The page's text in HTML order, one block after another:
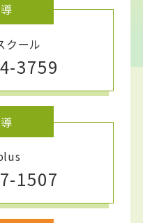
クール
3759
1507